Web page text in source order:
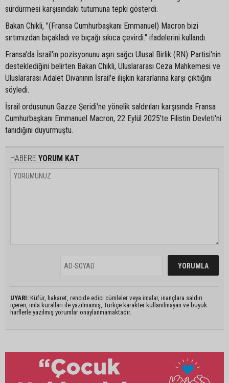
sürdürmesi karşısındaki tutumuna tepki gösterdi.
Bakan Chikli, "(Fransa Cumhurbaşkanı Emmanuel) Macron bizi
sırtımızdan bıçakladı ve bıçağı sıkıca çevirdi." ifadelerini kullandı.
Fransa'da İsrail'in pozisyonunu aşırı sağcı Ulusal Birlik (RN) Partisi'nin
desteklediğini belirten Bakan Chikli, Uluslararası Ceza Mahkemesi ve
Uluslararası Adalet Divanının İsrail'e ilişkin kararlarına karşı çıktığını
söyledi.
İsrail ordusunun Gazze Şeridi'ne yönelik saldırıları karşısında Fransa
Cumhurbaşkanı Emmanuel Macron, 22 Eylül 2025'te Filistin Devleti'ni
tanıdığını duyurmuştu.
HABERE YORUM KAT
UYARI: Küfür, hakaret, rencide edici cümleler veya imalar, inançlara saldırı
içeren, imla kuralları ile yazılmamış, Türkçe karakter kullanılmayan ve büyük
harflerle yazılmış yorumlar onaylanmamaktadır.